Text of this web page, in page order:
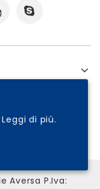
Aversa P.Iva:
Leggi di più.